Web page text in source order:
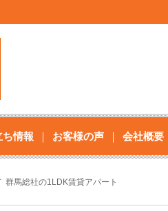
ち情報 お客様の声 会社概要
群馬総社の1LDK賃貸アパート